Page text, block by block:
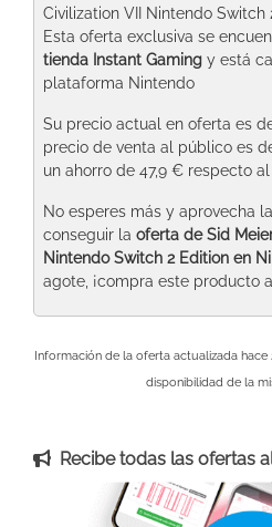
Civilization VII Nintendo Switch
Esta oferta exclusiva se
tienda Instant Gaming y está
plataforma Nintendo
Su precio actual en oferta es
precio de venta al público es
un ahorro de 47,9 € respecto
No esperes más y aprovecha
conseguir la oferta de Sid
Nintendo Switch 2 Edition en
agote, ¡compra este producto
Información de la oferta actualizada
disponibilidad de la
Recibe todas las ofertas